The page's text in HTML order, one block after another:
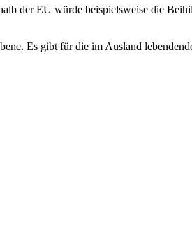
der EU würde beispielsweise die
Es gibt für die im Ausland